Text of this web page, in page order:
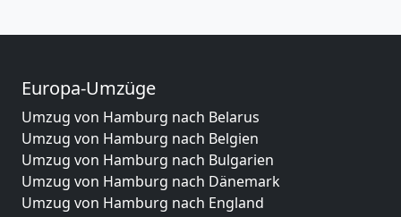
Europa-Umzüge
Umzug von Hamburg nach Belarus
Umzug von Hamburg nach Belgien
Umzug von Hamburg nach Bulgarien
Umzug von Hamburg nach Dänemark
Umzug von Hamburg nach England